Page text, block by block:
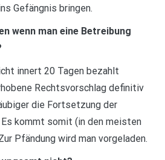
Gefängnis bringen.
wenn man eine Betreibung
innert 20 Tagen bezahlt
Rechtsvorschlag definitiv
die Fortsetzung der
Es kommt somit (in den meisten
Pfändung wird man vorgeladen.